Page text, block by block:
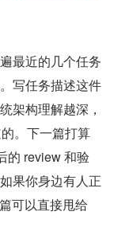
最近的几个任务
写任务描述这件
架构理解越深，
。下一篇打算
review 和验
果你身边有人正
可以直接甩给